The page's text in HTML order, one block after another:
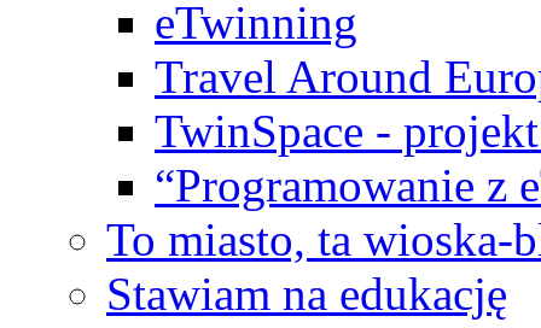
eTwinning
Travel Around
TwinSpace -
“Programowanie z
To miasto, ta wioska-
Stawiam na edukację